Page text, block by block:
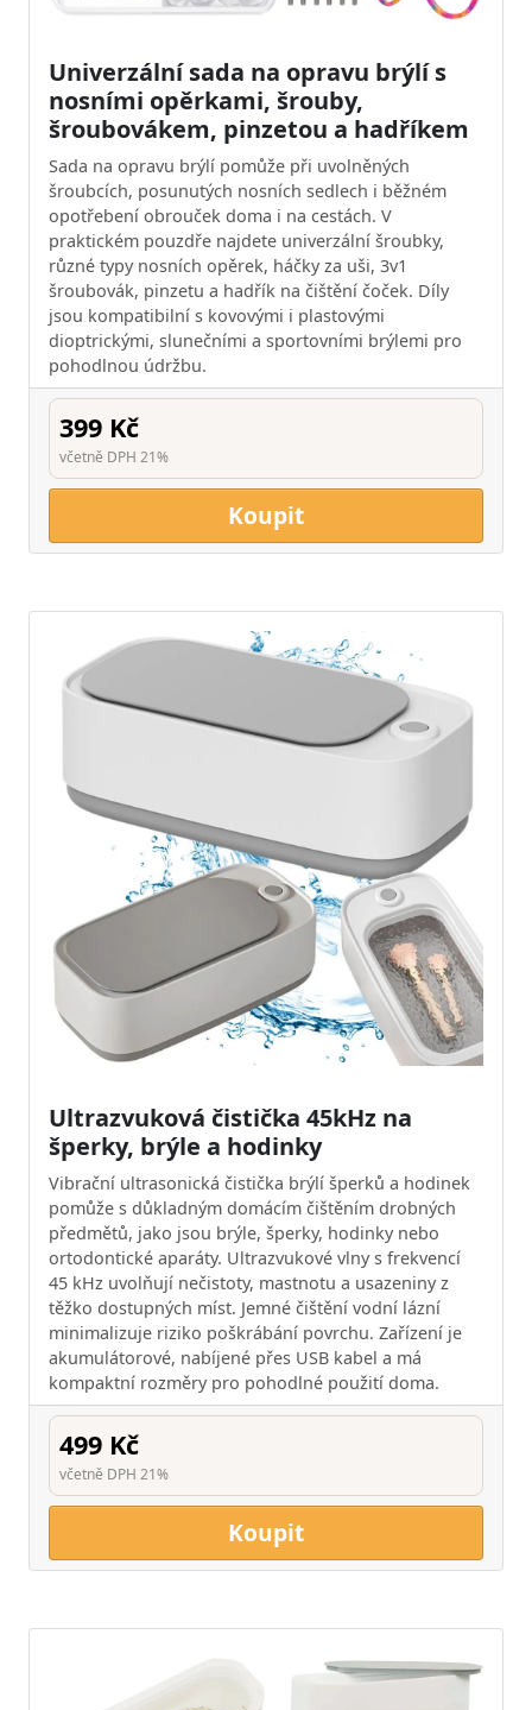
Univerzální sada na opravu brýlí s
nosními opěrkami, šrouby,
šroubovákem, pinzetou a hadříkem
Sada na opravu brýlí pomůže při uvolněných
šroubcích, posunutých nosních sedlech i běžném
opotřebení obrouček doma i na cestách. V
praktickém pouzdře najdete univerzální šroubky,
různé typy nosních opěrek, háčky za uši, 3v1
šroubovák, pinzetu a hadřík na čištění čoček. Díly
jsou kompatibilní s kovovými i plastovými
dioptrickými, slunečními a sportovními brýlemi pro
pohodlnou údržbu.
399 Kč
včetně DPH 21%
Koupit
Ultrazvuková čistička 45kHz na
šperky, brýle a hodinky
Vibrační ultrasonická čistička brýlí šperků a hodinek
pomůže s důkladným domácím čištěním drobných
předmětů, jako jsou brýle, šperky, hodinky nebo
ortodontické aparáty. Ultrazvukové vlny s frekvencí
45 kHz uvolňují nečistoty, mastnotu a usazeniny z
těžko dostupných míst. Jemné čištění vodní lázní
minimalizuje riziko poškrábání povrchu. Zařízení je
akumulátorové, nabíjené přes USB kabel a má
kompaktní rozměry pro pohodlné použití doma.
499 Kč
včetně DPH 21%
Koupit